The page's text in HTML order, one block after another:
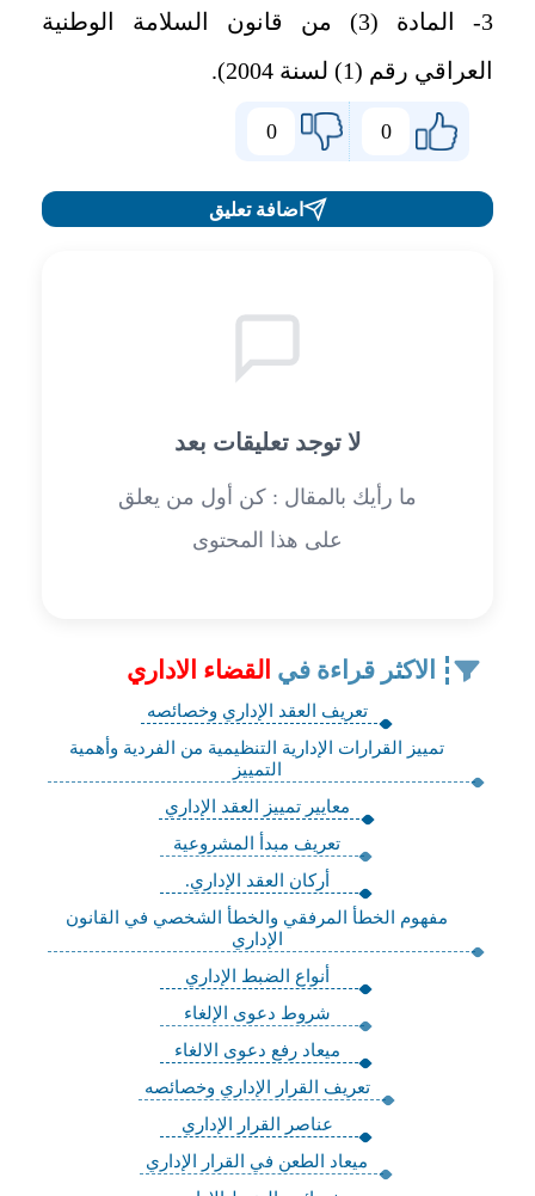
3- المادة (3) من قانون السلامة الوطنية
العراقي رقم (1) لسنة 2004).
0
0
اضافة تعليق
لا توجد تعليقات بعد
ما رأيك بالمقال : كن أول من يعلق
على هذا المحتوى
الاكثر قراءة في القضاء الاداري
تعريف العقد الإداري وخصائصه
تمييز القرارات الإدارية التنظيمية من الفردية وأهمية
التمييز
معايير تمييز العقد الإداري
تعريف مبدأ المشروعية
أركان العقد الإداري.
مفهوم الخطأ المرفقي والخطأ الشخصي في القانون
الإداري
أنواع الضبط الإداري
شروط دعوى الإلغاء
ميعاد رفع دعوى الالغاء
تعريف القرار الإداري وخصائصه
عناصر القرار الإداري
ميعاد الطعن في القرار الإداري